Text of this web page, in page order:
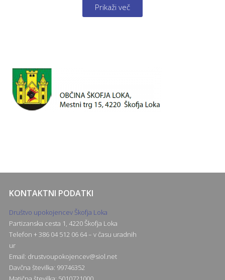
Prikaži več
KONTAKTNI PODATKI
Društvo upokojencev Škofja Loka
Partizanska cesta 1, 4220 Škofja Loka
Telefon + 386 04 512 06 64 – v času uradnih
ur
Email: drustvoupokojencev@siol.net
Davčna številka: 99746352